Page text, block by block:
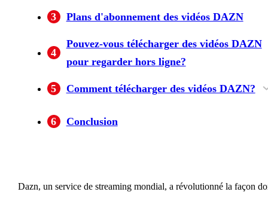
3 Plans d'abonnement des vidéos DAZN
4
Pouvez-vous télécharger des vidéos DAZN
pour regarder hors ligne?
5 Comment télécharger des vidéos DAZN?
6 Conclusion
Dazn, un service de streaming mondial, a révolutionné la façon